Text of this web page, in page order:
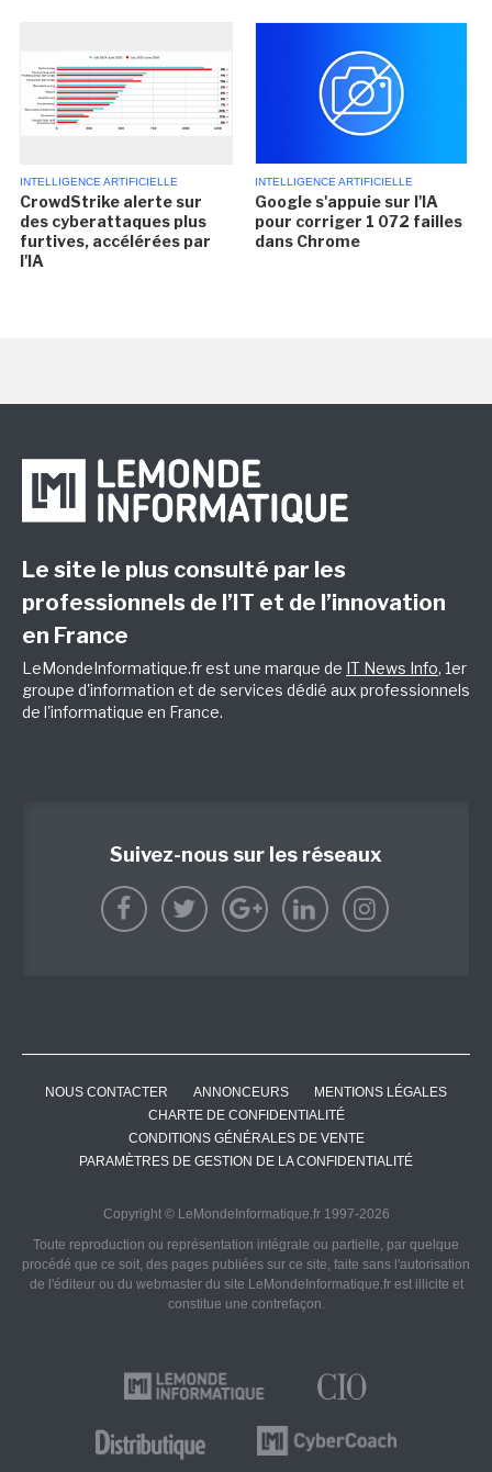
INTELLIGENCE ARTIFICIELLE
CrowdStrike alerte sur
des cyberattaques plus
furtives, accélérées par
l'IA
INTELLIGENCE ARTIFICIELLE
Google s'appuie sur l'IA
pour corriger 1 072 failles
dans Chrome
Le site le plus consulté par les
professionnels de l’IT et de l’innovation
en France
LeMondeInformatique.fr est une marque de IT News Info, 1er
groupe d'information et de services dédié aux professionnels
de l'informatique en France.
Suivez-nous sur les réseaux
NOUS CONTACTER ANNONCEURS
MENTIONS LÉGALES
CHARTE DE CONFIDENTIALITÉ
CONDITIONS GÉNÉRALES DE VENTE
PARAMÈTRES DE GESTION DE LA CONFIDENTIALITÉ
Copyright © LeMondeInformatique.fr 1997-2026
Toute reproduction ou représentation intégrale ou partielle, par quelque
procédé que ce soit, des pages publiées sur ce site, faite sans l'autorisation
de l'éditeur ou du webmaster du site LeMondeInformatique.fr est illicite et
constitue une contrefaçon.